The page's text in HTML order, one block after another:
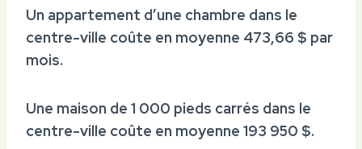
Un appartement d’une chambre dans le
centre-ville coûte en moyenne 473,66 $ par
mois.
Une maison de 1 000 pieds carrés dans le
centre-ville coûte en moyenne 193 950 $.